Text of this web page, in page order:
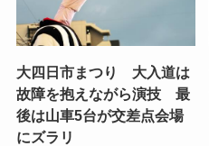
大四日市まつり 大入道は
故障を抱えながら演技 最
後は山車5台が交差点会場
にズラリ